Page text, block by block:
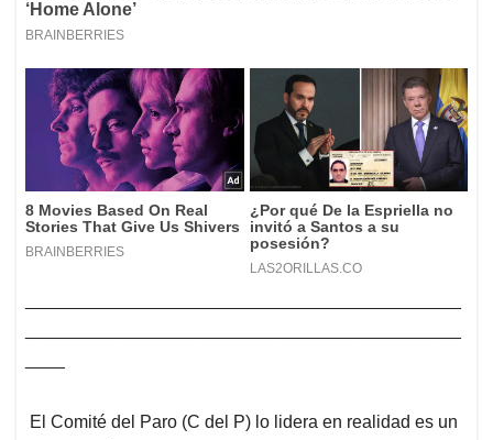
El Comité del Paro (C del P) lo lidera en realidad es un